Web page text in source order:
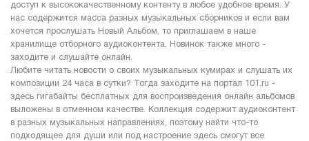
доступ к высококачественному контенту в любое удобное время. У
нас содержится масса разных музыкальных сборников и если вам
хочется прослушать Новый Альбом, то приглашаем в наше
хранилище отборного аудиоконтента. Новинок также много -
заходите и слушайте онлайн.
Любите читать новости о своих музыкальных кумирах и слушать их
композиции 24 часа в сутки? Тогда заходите на портал 101.ru -
здесь гигабайты бесплатных для воспроизведения онлайн альбомов
выложены в отменном качестве. Коллекция содержит аудиоконтент
в разных музыкальных направлениях, поэтому найти что-то
подходящее для души или под настроение здесь смогут все